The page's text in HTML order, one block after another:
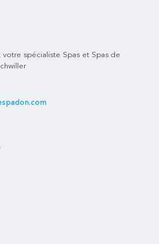
votre spécialiste Spas et Spas de